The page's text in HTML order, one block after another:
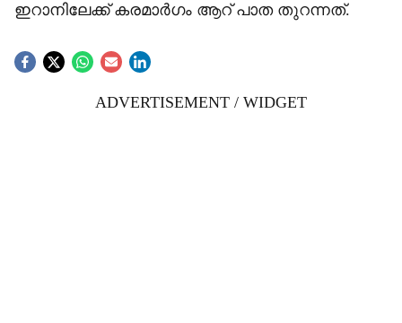
ഇറാനിലേക്ക് കരമാര്‍ഗം ആറ് പാത തുറന്നത്.
ADVERTISEMENT / WIDGET